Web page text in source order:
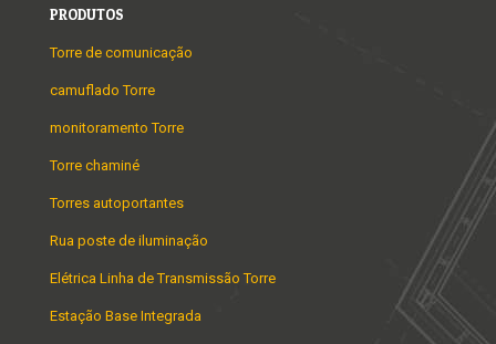
PRODUTOS
Torre de comunicação
camuflado Torre
monitoramento Torre
Torre chaminé
Torres autoportantes
Rua poste de iluminação
Elétrica Linha de Transmissão Torre
Estação Base Integrada